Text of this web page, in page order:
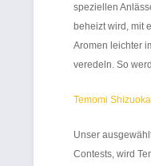
speziellen
beheizt wird, mit
Aromen leichter
veredeln. So
Temomi
Unser
Contests, wird